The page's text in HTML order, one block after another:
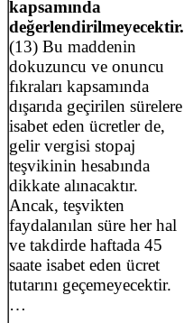
kapsamında
değerlendirilmeyecektir.
(13) Bu maddenin
dokuzuncu ve onuncu
fıkraları kapsamında
dışarıda geçirilen sürelere
isabet eden ücretler de,
gelir vergisi stopaj
teşvikinin hesabında
dikkate alınacaktır.
Ancak, teşvikten
faydalanılan süre her hal
ve takdirde haftada 45
saate isabet eden ücret
tutarını geçemeyecektir.
…